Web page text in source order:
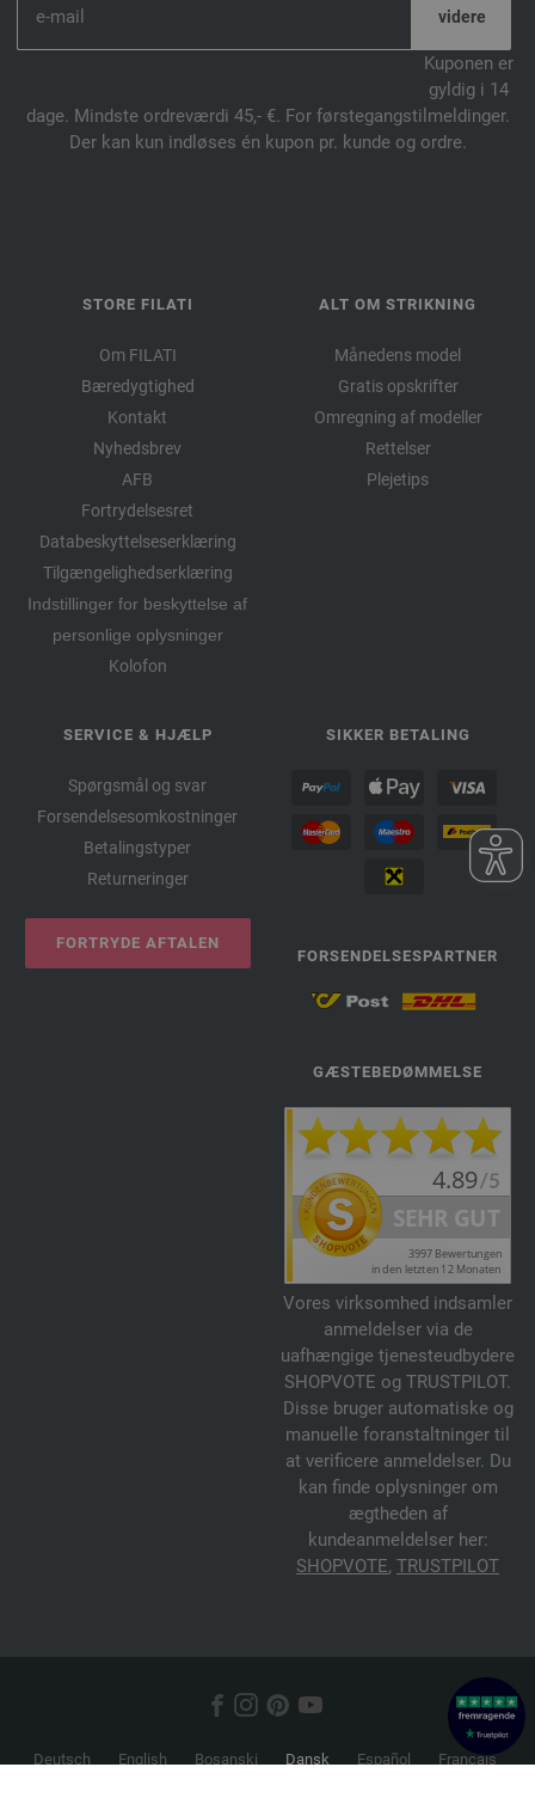
Kuponen er
gyldig i 14
dage. Mindste ordreværdi 45,- €. For førstegangstilmeldinger.
Der kan kun indløses én kupon pr. kunde og ordre.
STORE FILATI
Om FILATI
Bæredygtighed
Kontakt
Nyhedsbrev
AFB
Fortrydelsesret
Databeskyttelseserklæring
Tilgængelighedserklæring
Indstillinger for beskyttelse af
personlige oplysninger
Kolofon
ALT OM STRIKNING
Månedens model
Gratis opskrifter
Omregning af modeller
Rettelser
Plejetips
SERVICE & HJÆLP
Spørgsmål og svar
Forsendelsesomkostninger
Betalingstyper
Returneringer
FORTRYDE AFTALEN
SIKKER BETALING
FORSENDELSESPARTNER
GÆSTEBEDØMMELSE
Vores virksomhed indsamler
anmeldelser via de
uafhængige tjenesteudbydere
SHOPVOTE og TRUSTPILOT.
Disse bruger automatiske og
manuelle foranstaltninger til
at verificere anmeldelser. Du
kan finde oplysninger om
ægtheden af
kundeanmeldelser her:
SHOPVOTE, TRUSTPILOT
Deutsch English Bosanski Dansk Español
Français